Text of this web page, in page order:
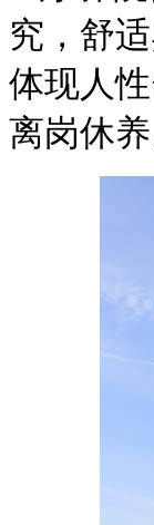
究，舒
体现人
离岗休